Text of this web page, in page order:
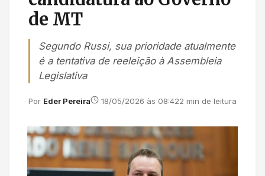
de MT
Segundo Russi, sua prioridade atualmente
é a tentativa de reeleição à Assembleia
Legislativa
Por Eder Pereira 18/05/2026 às 08:422 min de leitura